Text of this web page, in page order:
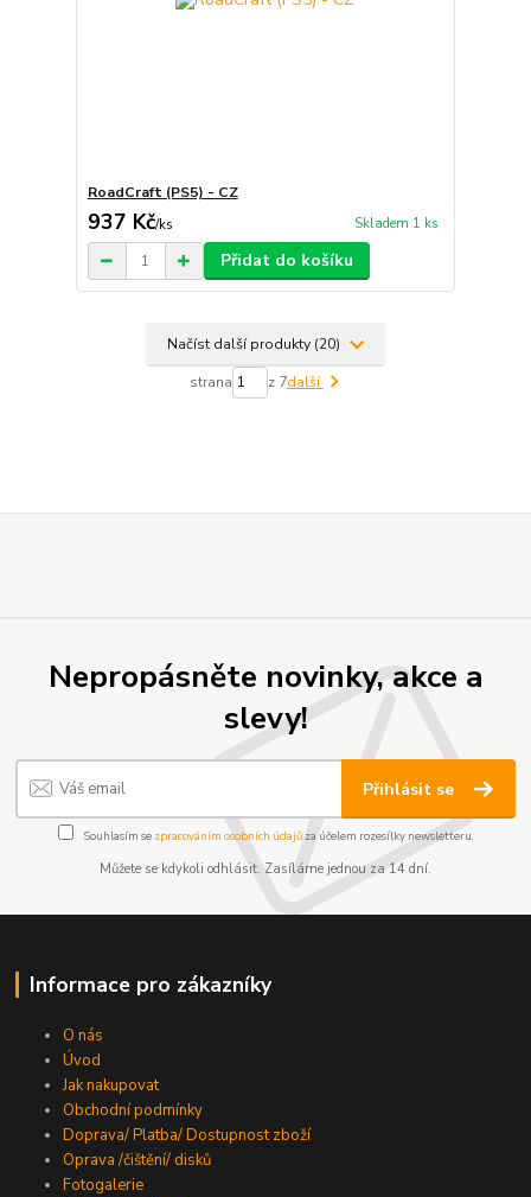
RoadCraft (PS5) - CZ
937 Kč/ks Skladem 1 ks
Přidat do košíku
Načíst další produkty (20)
strana z 7další
Nepropásněte novinky, akce a
slevy!
Přihlásit se
Souhlasím se zpracováním osobních údajůza účelem rozesílky newsletteru.
Můžete se kdykoli odhlásit. Zasíláme jednou za 14 dní.
Informace pro zákazníky
O nás
Úvod
Jak nakupovat
Obchodní podmínky
Doprava/ Platba/ Dostupnost zboží
Oprava /čištění/ disků
Fotogalerie